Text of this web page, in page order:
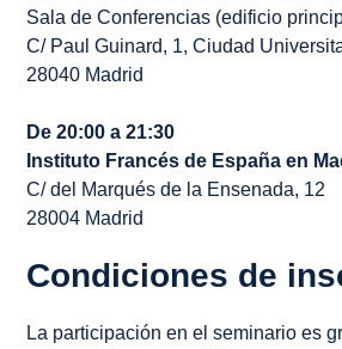
Sala de Conferencias (edificio
C/ Paul Guinard, 1, Ciudad
28040 Madrid
De 20:00 a 21:30
Instituto Francés de España en
C/ del Marqués de la Ensenada, 12
28004 Madrid
Condiciones de
La participación en el seminario es